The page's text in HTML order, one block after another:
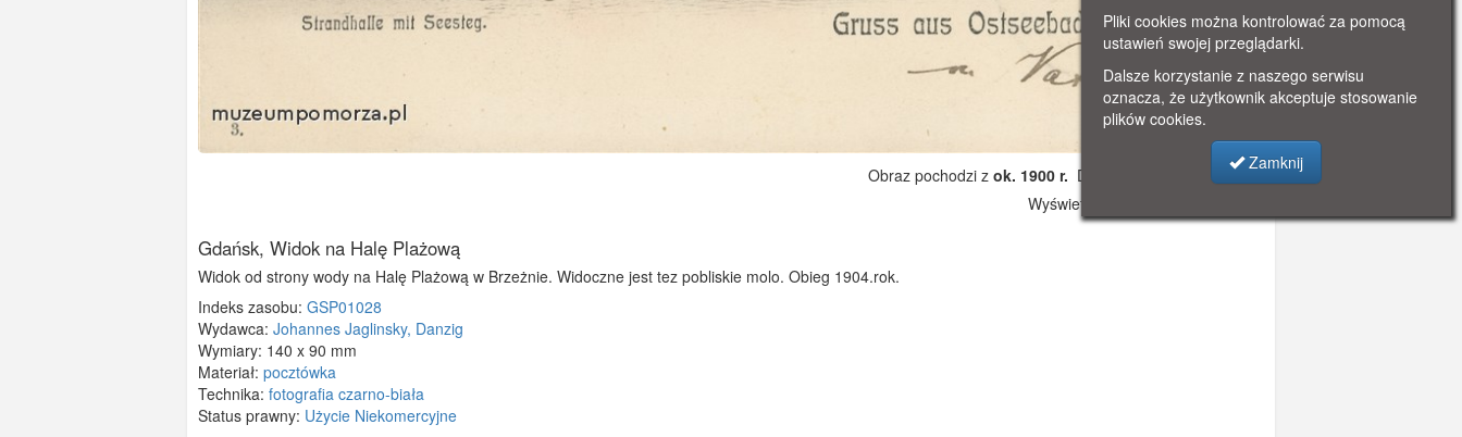
Obraz pochodzi z ok. 1900 r. Dodano: 2019-10-31 17:01
Wyświetlono: 2676
Gdańsk, Widok na Halę Plażową
Widok od strony wody na Halę Plażową w Brzeżnie. Widoczne jest tez pobliskie molo. Obieg 1904.rok.
Indeks zasobu: GSP01028
Wydawca: Johannes Jaglinsky, Danzig
Wymiary: 140 x 90 mm
Materiał: pocztówka
Technika: fotografia czarno-biała
Status prawny: Użycie Niekomercyjne
Pliki cookies można kontrolować za pomocą
ustawień swojej przeglądarki.
Dalsze korzystanie z naszego serwisu
oznacza, że użytkownik akceptuje stosowanie
plików cookies.
Zamknij